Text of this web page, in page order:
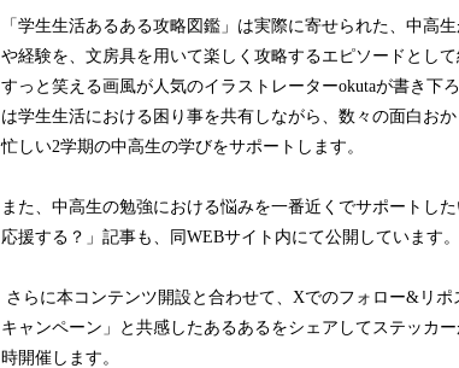
「学生生活あるある攻略図鑑」は実際に寄せられた、中高
や経験を、文房具を用いて楽しく攻略するエピソードとし
すっと笑える画風が人気のイラストレーターokutaが書き下
は学生生活における困り事を共有しながら、数々の面白お
忙しい2学期の中高生の学びをサポートします。
また、中高生の勉強における悩みを一番近くでサポートし
応援する？」記事も、同WEBサイト内にて公開しています。
さらに本コンテンツ開設と合わせて、Xでのフォロー&リ
キャンペーン」と共感したあるあるをシェアしてステッカ
時開催します。